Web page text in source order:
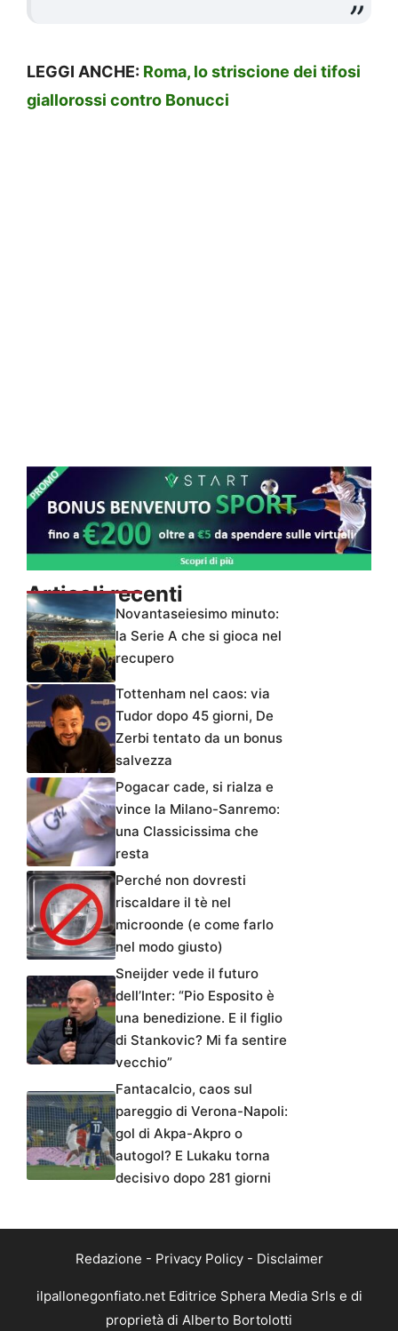
LEGGI ANCHE: Roma, lo striscione dei tifosi
giallorossi contro Bonucci
Articoli recenti
Novantaseiesimo minuto:
la Serie A che si gioca nel
recupero
Tottenham nel caos: via
Tudor dopo 45 giorni, De
Zerbi tentato da un bonus
salvezza
Pogacar cade, si rialza e
vince la Milano-Sanremo:
una Classicissima che
resta
Perché non dovresti
riscaldare il tè nel
microonde (e come farlo
nel modo giusto)
Sneijder vede il futuro
dell’Inter: “Pio Esposito è
una benedizione. E il figlio
di Stankovic? Mi fa sentire
vecchio”
Fantacalcio, caos sul
pareggio di Verona-Napoli:
gol di Akpa-Akpro o
autogol? E Lukaku torna
decisivo dopo 281 giorni
Redazione - Privacy Policy- Disclaimer
ilpallonegonfiato.net Editrice Sphera Media Srls e di
proprietà di Alberto Bortolotti